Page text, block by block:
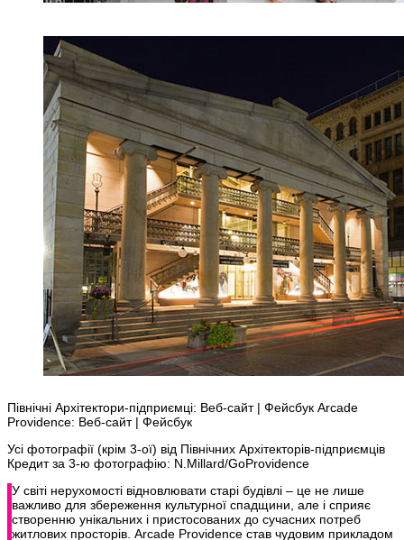
Північні Архітектори-підприємці: Веб-сайт | Фейсбук Arcade
Providence: Веб-сайт | Фейсбук
Усі фотографії (крім 3-ої) від Північних Архітекторів-підприємців
Кредит за 3-ю фотографію: N.Millard/GoProvidence
У світі нерухомості відновлювати старі будівлі – це не лише
важливо для збереження культурної спадщини, але і сприяє
створенню унікальних і пристосованих до сучасних потреб
житлових просторів. Arcade Providence став чудовим прикладом